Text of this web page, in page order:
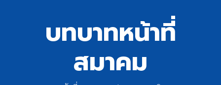
บทบาทหน้าที่
สมาคม